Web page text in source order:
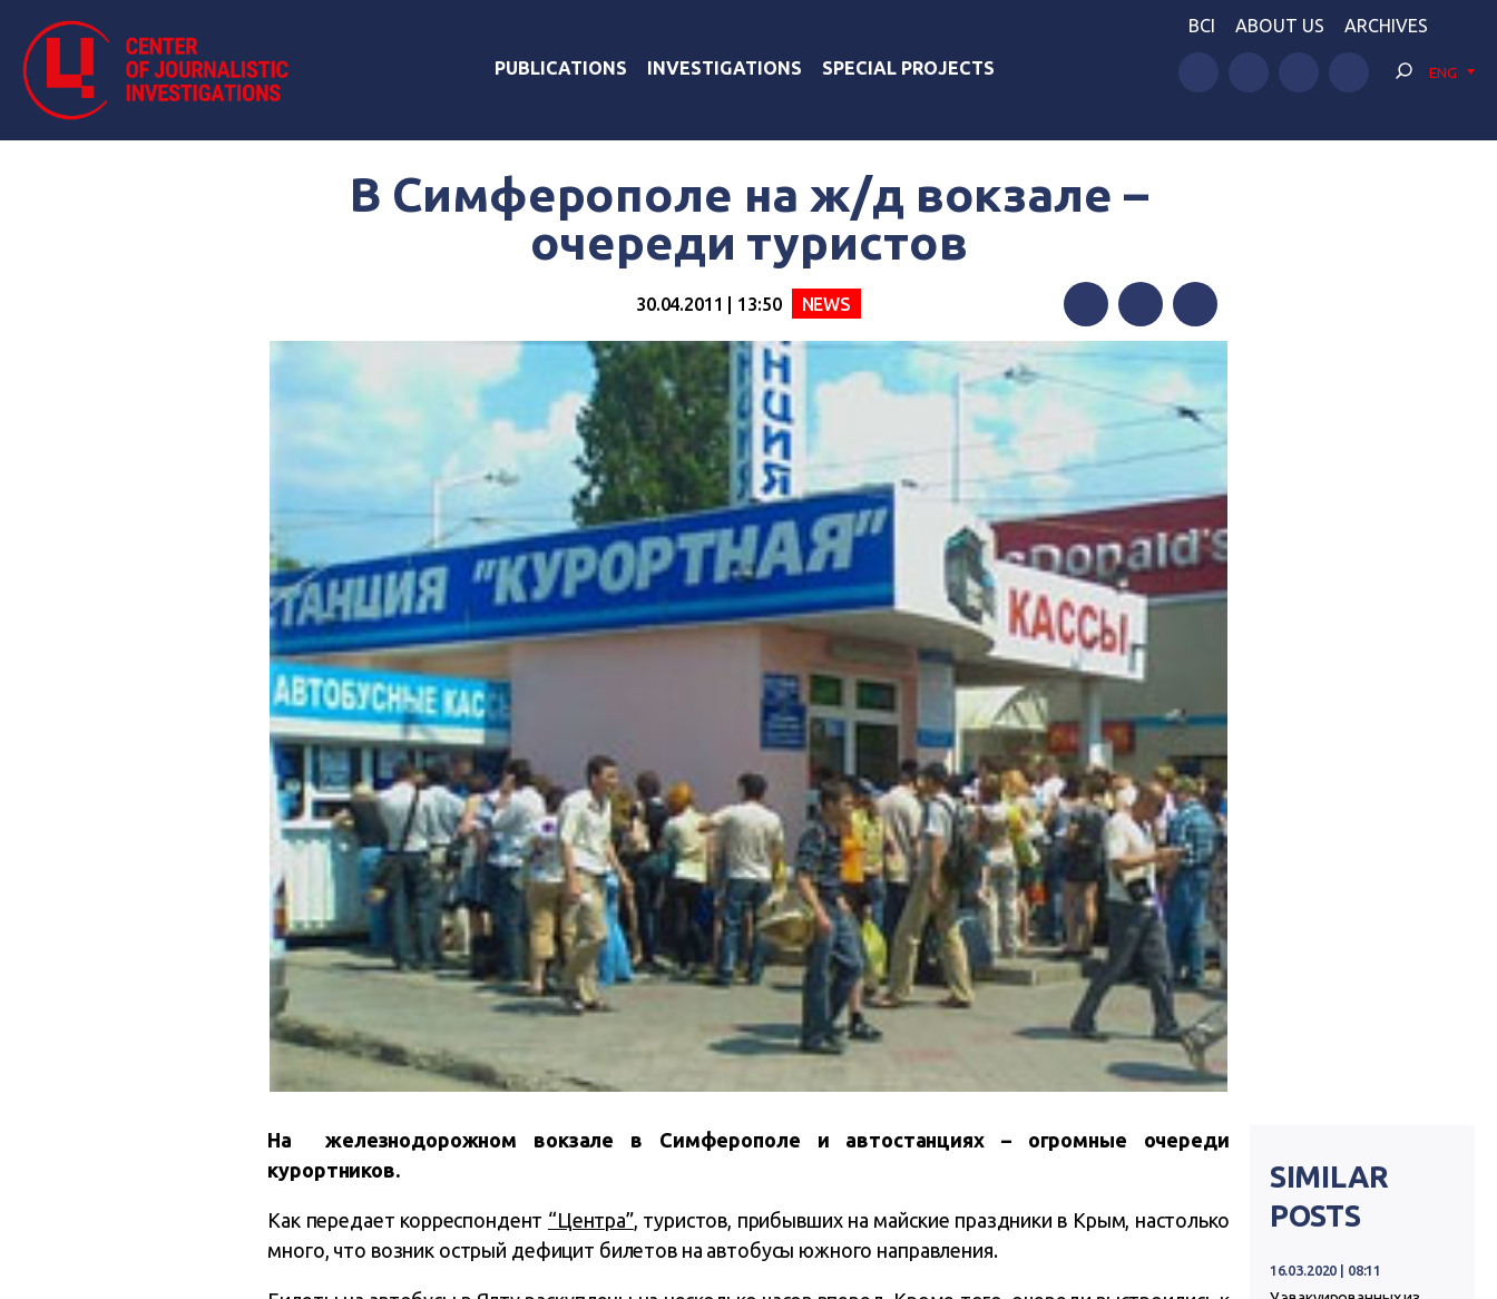
PUBLICATIONS INVESTIGATIONS SPECIAL PROJECTS
BCI ABOUT US ARCHIVES
ENG
В Симферополе на ж/д вокзале –
очереди туристов
30.04.2011 | 13:50 NEWS
Facebook
На железнодорожном вокзале в Симферополе и автостанциях – огромные очереди
курортников.
Как передает корреспондент “Центра”, туристов, прибывших на майские праздники в Крым, настолько
много, что возник острый дефицит билетов на автобусы южного направления.
SIMILAR
POSTS
16.03.2020 | 08:11